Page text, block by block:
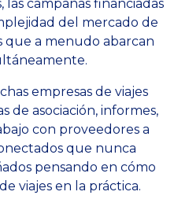
las campañas financiadas
del mercado de
que a menudo abarcan
empresas de viajes
de asociación, informes,
con proveedores a
que nunca
pensando en cómo
viajes en la práctica.